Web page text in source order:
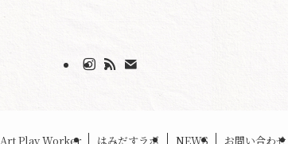
Art Play Worker はみだすラボ NEWS お問い合わせ